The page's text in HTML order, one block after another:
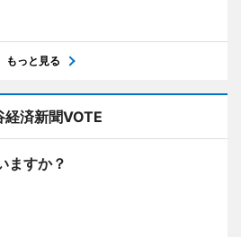
もっと見る
経済新聞VOTE
ますか？